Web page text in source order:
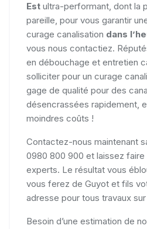
Est ultra-performant, dont la
pareille, pour vous garantir
curage canalisation dans
vous nous contactiez.
en débouchage et entretien
solliciter pour un curage
gage de qualité pour des
désencrassées rapidement,
moindres coûts !
Contactez-nous maintenant
0980 800 900 et laissez faire
experts. Le résultat vous
vous ferez de Guyot et fils
adresse pour tous travaux
Besoin d’une estimation de